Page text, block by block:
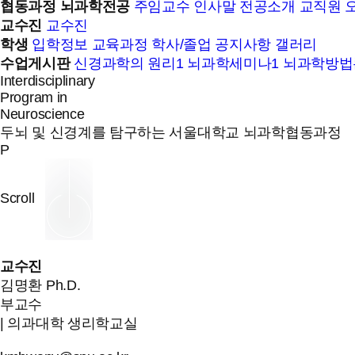
협동과정 뇌과학전공 주임교수 인사말 전공소개 교직원
교수진 교수진
학생 입학정보 교육과정 학사/졸업 공지사항 갤러리
수업게시판 신경과학의 원리1 뇌과학세미나1 뇌과학방
Interdisciplinary
Program in
Neuroscience
두뇌 및 신경계를 탐구하는 서울대학교 뇌과학협동과정
P
Scroll
교수진
김명환 Ph.D.
부교수
| 의과대학 생리학교실